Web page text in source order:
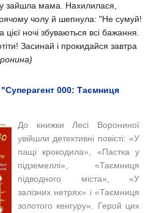
зайшла мама. Нахилилася,
чолу й шепнула: "Не сумуй!
цієї ночі збуваються всі бажання.
Засинай і прокидайся завтра
000: Таємниця
До книжки Лесі Ворониної
увійшли детективні повісті: «У
пащі крокодила», «Пастка у
підземеллі», «Таємниця
підводного міста», «У
залізних нетрях» і «Таємниця
золотого кенгуру». Герой цих